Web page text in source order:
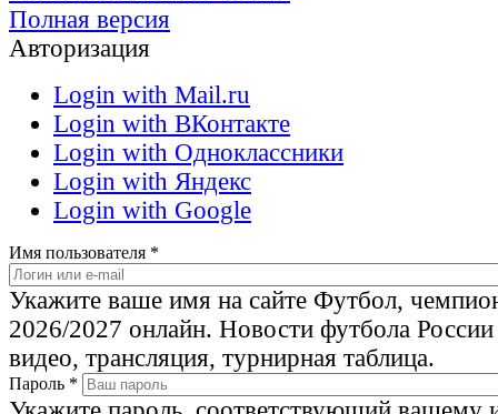
Полная версия
Авторизация
Login with Mail.ru
Login with ВКонтакте
Login with Одноклассники
Login with Яндекс
Login with Google
Имя пользователя *
Укажите ваше имя на сайте Футбол,
2026/2027 онлайн. Новости футбола
видео, трансляция, турнирная таблица.
Пароль *